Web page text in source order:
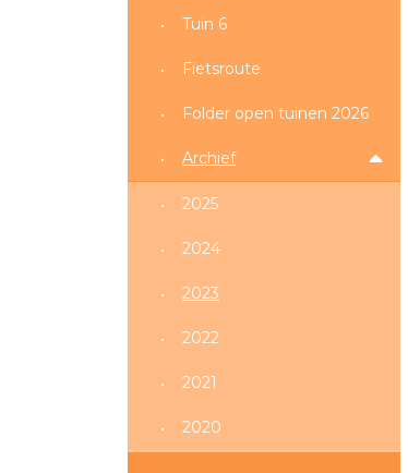
Tuin 6
Fietsroute
Folder open tuinen 2026
Archief
2025
2024
2023
2022
2021
2020